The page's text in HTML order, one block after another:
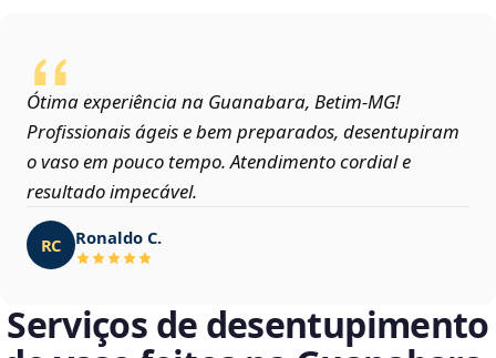
Ótima experiência na Guanabara, Betim‑MG!
Profissionais ágeis e bem preparados, desentupiram
o vaso em pouco tempo. Atendimento cordial e
resultado impecável.
RC Ronaldo C.
Serviços de desentupimento